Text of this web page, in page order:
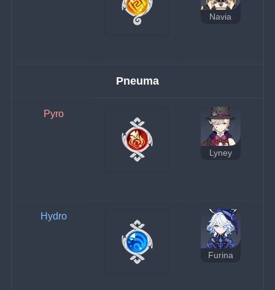
Navia
Pneuma
Pyro
Lyney
Hydro
Furina